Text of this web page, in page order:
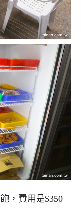
，費用是$350